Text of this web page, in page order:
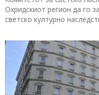
Охридскиот регион да го
светско културно